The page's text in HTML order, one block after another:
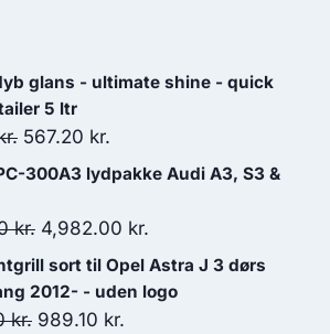
glans - ultimate shine - quick
5 ltr
Den
oprindelige
var:
709.00 kr..
567.20 kr.
aktuelle
er:
567.20 kr..
300A3 lydpakke Audi A3, S3 &
kr. Den
oprindelige
pris
var:
4,982.00 kr.
aktuelle
pris
sort til Opel Astra J 3 dørs
2012- - uden logo
kr. Den
989.10 kr.